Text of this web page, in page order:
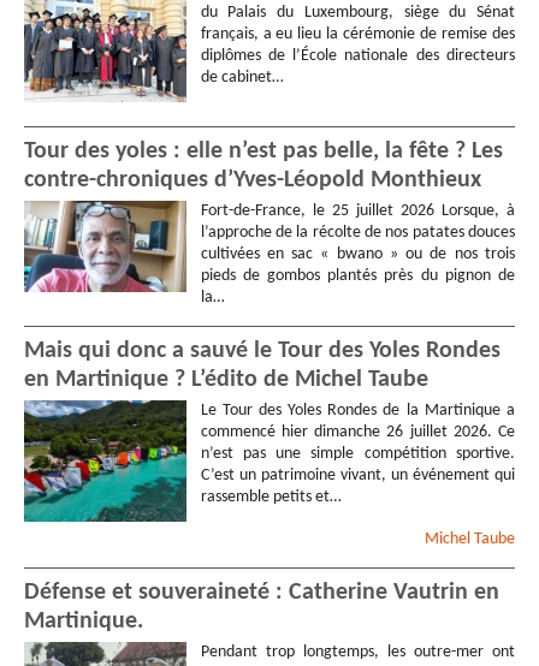
du Palais du Luxembourg, siège du Sénat
français, a eu lieu la cérémonie de remise des
diplômes de l’École nationale des directeurs
de cabinet…
Tour des yoles : elle n’est pas belle, la fête ? Les
contre-chroniques d’Yves-Léopold Monthieux
Fort-de-France, le 25 juillet 2026 Lorsque, à
l’approche de la récolte de nos patates douces
cultivées en sac « bwano » ou de nos trois
pieds de gombos plantés près du pignon de
la…
Mais qui donc a sauvé le Tour des Yoles Rondes
en Martinique ? L’édito de Michel Taube
Le Tour des Yoles Rondes de la Martinique a
commencé hier dimanche 26 juillet 2026. Ce
n’est pas une simple compétition sportive.
C’est un patrimoine vivant, un événement qui
rassemble petits et…
Michel Taube
Défense et souveraineté : Catherine Vautrin en
Martinique.
Pendant trop longtemps, les outre-mer ont